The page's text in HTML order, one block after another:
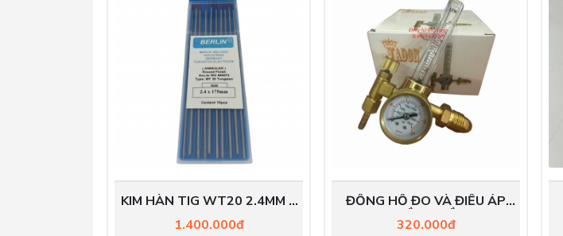
KIM HÀN TIG WT20 2.4MM X
175
1.400.000đ
ĐỒNG HỒ ĐO VÀ ĐIỀU ÁP
ARGON (ĐỒNG HỒ ARGON)
320.000đ